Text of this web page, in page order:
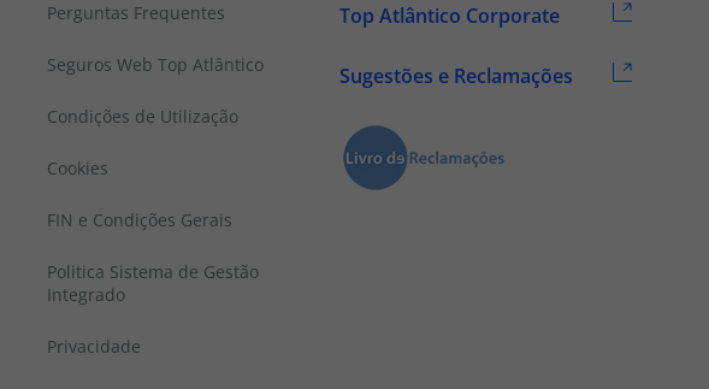
Perguntas Frequentes
Seguros Web Top Atlântico
Condições de Utilização
Cookies
FIN e Condições Gerais
Politica Sistema de Gestão
Integrado
Privacidade
Top Atlântico Corporate
Sugestões e Reclamações